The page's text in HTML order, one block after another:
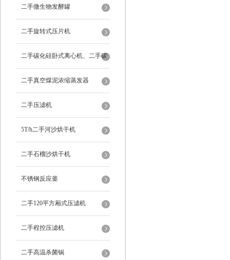
二手微生物发酵罐
二手旋转式压片机
二手碳化硅卧式离心机、二手碳
化硅分级机、二手碳化硅水洗离
心机
二手真空煤泥浓缩蒸发器
二手压滤机
5T/h二手河沙烘干机
二手石榴沙烘干机
不锈钢反应釜
二手120平方厢式压滤机
二手程控压滤机
二手高温杀菌锅